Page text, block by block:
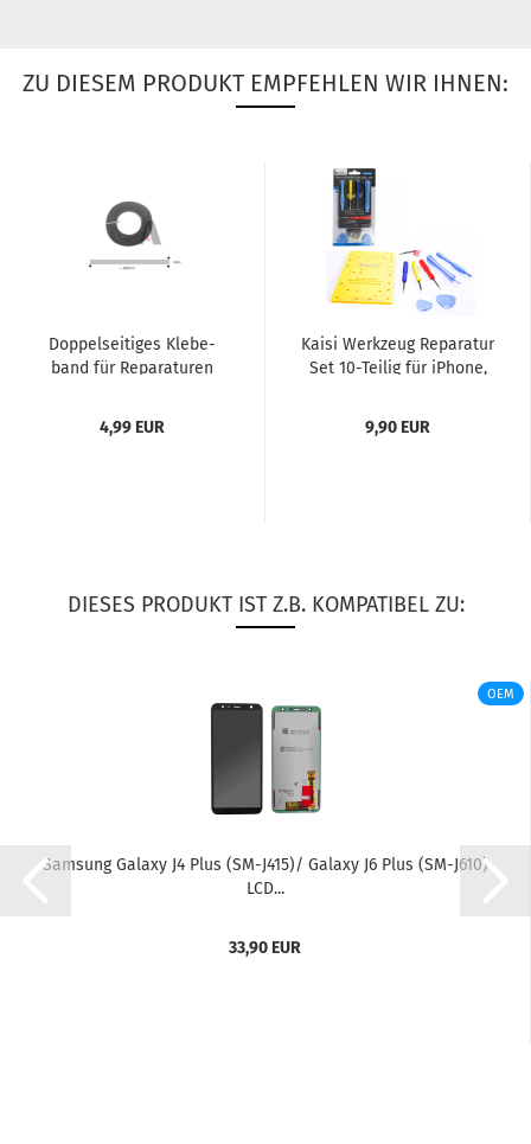
ZU DIESEM PRODUKT EMPFEHLEN WIR IHNEN:
Dop­pel­sei­ti­ges Kle­be­
band für Re­pa­ra­tu­ren
4,99 EUR
Kaisi Werk­zeug Re­pa­ra­tur
Set 10-​Tei­lig für iPho­ne,
9,90 EUR
DIESES PRODUKT IST Z.B. KOMPATIBEL ZU:
OEM
Sam­sung Ga­la­xy J4 Plus (SM-​J415)/ Ga­la­xy J6 Plus (SM-​J610)
LCD...
33,90 EUR